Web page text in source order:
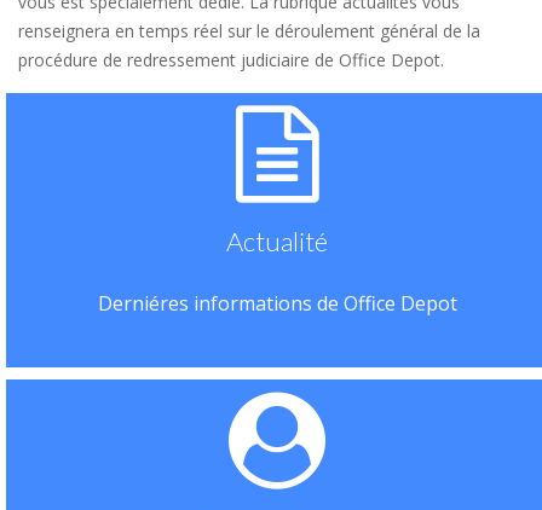
renseignera en temps réel sur le déroulement général de la
procédure de redressement judiciaire de Office Depot.
Actualité
Derniéres informations de Office Depot